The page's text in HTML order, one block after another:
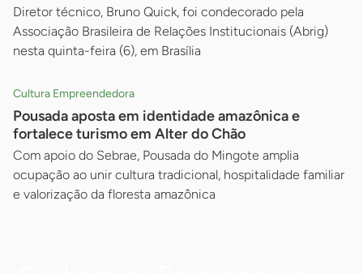
Diretor técnico, Bruno Quick, foi condecorado pela
Associação Brasileira de Relações Institucionais (Abrig)
nesta quinta-feira (6), em Brasília
Cultura Empreendedora
Pousada aposta em identidade amazônica e
fortalece turismo em Alter do Chão
Com apoio do Sebrae, Pousada do Mingote amplia
ocupação ao unir cultura tradicional, hospitalidade familiar
e valorização da floresta amazônica